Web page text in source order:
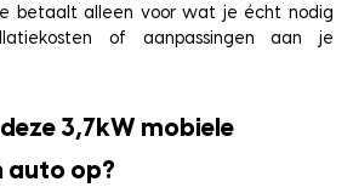
betaalt alleen voor wat je écht nodig
of aanpassingen aan je
3,7kW mobiele
auto op?